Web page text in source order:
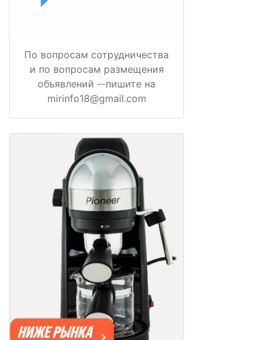
По вопросам сотрудничества
и по вопросам размещения
объявлений --пишите на
mirinfo18@gmail.com